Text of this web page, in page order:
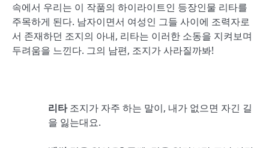
속에서 우리는 이 작품의 하이라이트인 등장인물 리타를
주목하게 된다. 남자이면서 여성인 그들 사이에 조력자로
서 존재하던 조지의 아내, 리타는 이러한 소동을 지켜보며
두려움을 느낀다. 그의 남편, 조지가 사라질까봐!
리타조지가 자주 하는 말이, 내가 없으면 자긴 길
을 잃는대요.